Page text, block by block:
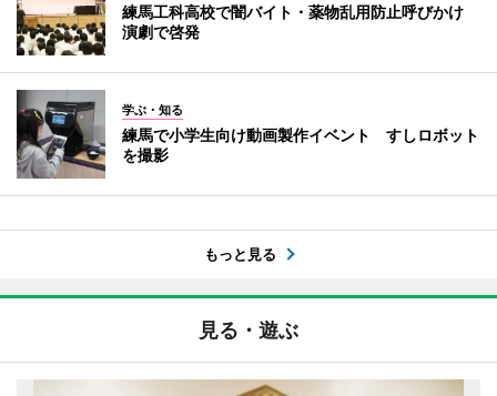
練馬工科高校で闇バイト・薬物乱用防止呼びかけ
演劇で啓発
学ぶ・知る
練馬で小学生向け動画製作イベント すしロボット
を撮影
もっと見る
見る・遊ぶ